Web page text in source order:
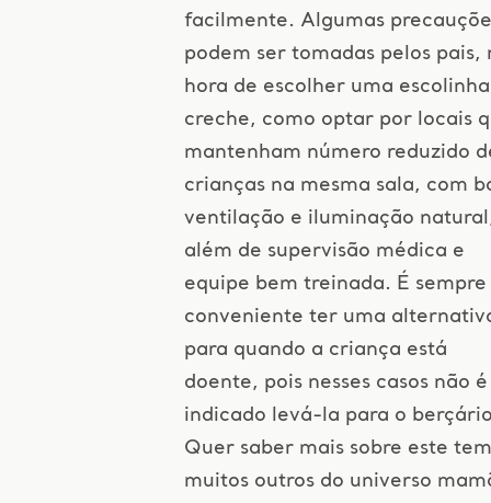
facilmente. Algumas
podem ser tomadas pelos pais,
hora de escolher uma
creche, como optar por locais
mantenham número reduzido
crianças na mesma sala, com
ventilação e iluminação
além de supervisão médica e
equipe bem treinada. É sempre
conveniente ter uma
para quando a criança está
doente, pois nesses casos não é
indicado levá-la para o
Quer saber mais sobre este
muitos outros do universo